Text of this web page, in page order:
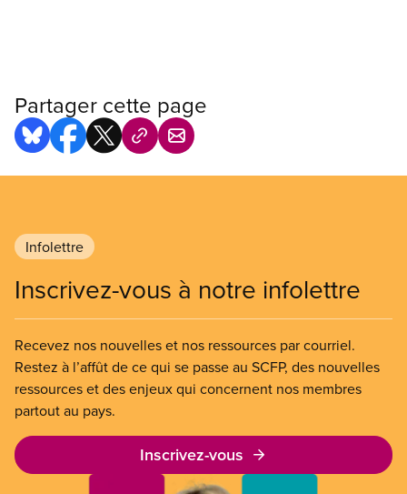
Partager cette page
Infolettre
Inscrivez-vous à notre infolettre
Recevez nos nouvelles et nos ressources par courriel.
Restez à l’affût de ce qui se passe au SCFP, des nouvelles
ressources et des enjeux qui concernent nos membres
partout au pays.
Inscrivez-vous